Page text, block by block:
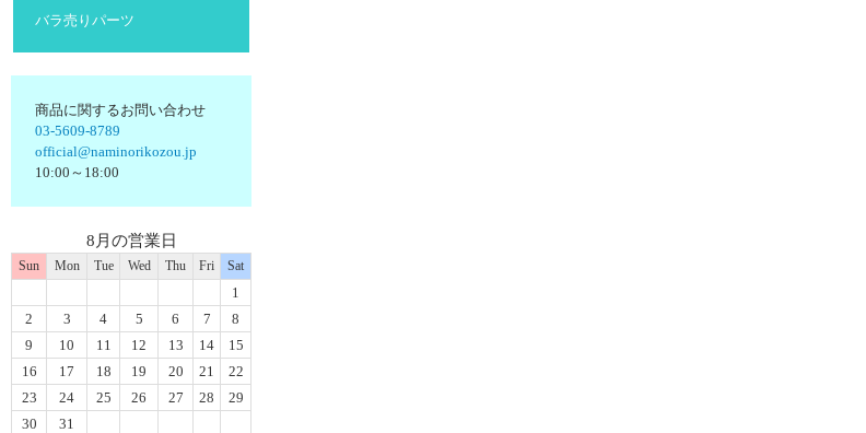
バラ売りパーツ
商品に関するお問い合わせ
03-5609-8789
official@naminorikozou.jp
10:00～18:00
8月の営業日
Sun Mon Tue Wed Thu Fri Sat
1
2
3 4 5 6 7
8
9
10 11 12 13 14
15
16
17 18 19 20 21
22
23
24 25 26 27 28
29
30
31